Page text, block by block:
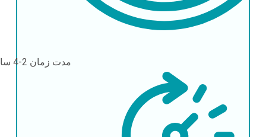
مدت زمان 2-4 ساعت